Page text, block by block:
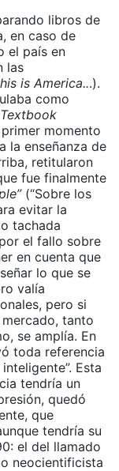
libros de
en caso de
el país en
las
is America...).
como
momento
la enseñanza de
retitularon
fue finalmente
(“Sobre los
evitar la
tachada
el fallo sobre
en cuenta que
lo que se
valía
pero si
tanto
se amplía. En
toda referencia
Esta
tendría un
quedó
que
tendría su
el del llamado
neocientificista